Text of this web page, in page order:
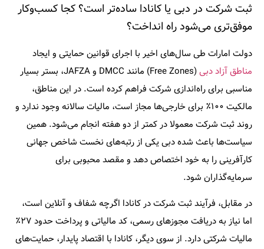
ثبت شرکت در دبی یا کانادا ساده‌تر است؟ کجا کسب‌وکار
موفق‌تری می‌شود راه انداخت؟
دولت امارات طی سال‌های اخیر با اجرای قوانین حمایتی و ایجاد
مناطق آزاد دبی
(Free Zones) مانند DMCC و JAFZA، بستر بسیار
مناسبی برای راه‌اندازی شرکت فراهم کرده است. در این مناطق،
مالکیت ۱۰۰٪ برای خارجی‌ها مجاز است، مالیات سالانه وجود ندارد و
روند ثبت شرکت معمولا در کمتر از دو هفته انجام می‌شود. همین
سیاست‌ها باعث شده دبی یکی از رتبه‌های نخست شاخص جهانی
کارآفرینی را به خود اختصاص دهد و مقصد محبوبی برای
سرمایه‌گذاران شود.
در مقابل، فرآیند ثبت شرکت در کانادا اگرچه شفاف و آنلاین است،
اما نیاز به دریافت مجوزهای رسمی، کد مالیاتی و پرداخت حدود ۲۷٪
مالیات شرکتی دارد. از سوی دیگر، کانادا با اقتصاد پایدار، حمایت‌های